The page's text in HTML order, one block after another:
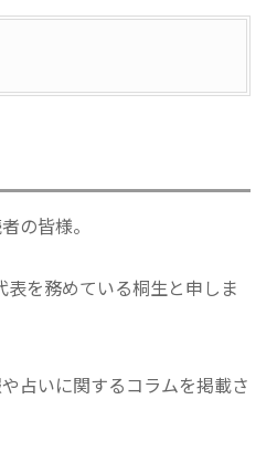
の皆様。
表を務めている桐生と申しま
占いに関するコラムを掲載さ